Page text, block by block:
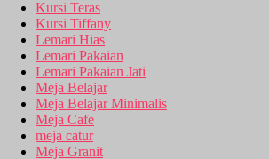
Kursi Teras
Kursi Tiffany
Lemari Hias
Lemari Pakaian
Lemari Pakaian Jati
Meja Belajar
Meja Belajar Minimalis
Meja Cafe
meja catur
Meja Granit